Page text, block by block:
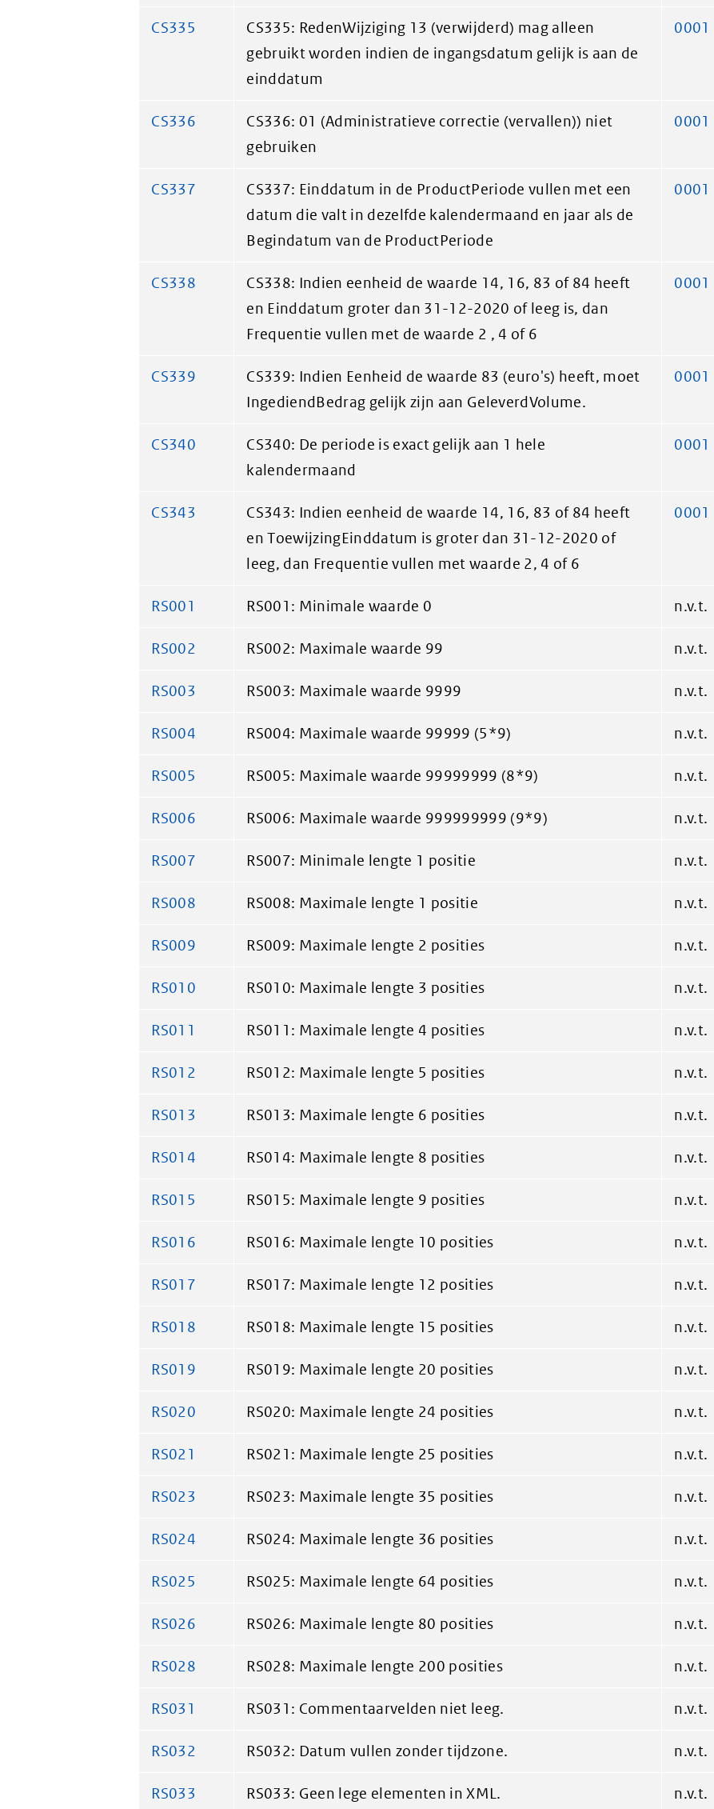
CS335
CS335: RedenWijziging 13 (verwijderd) mag alleen
gebruikt worden indien de ingangsdatum gelijk is aan de
einddatum
0001
CS336
CS336: 01 (Administratieve correctie (vervallen)) niet
gebruiken
0001
CS337
CS337: Einddatum in de ProductPeriode vullen met een
datum die valt in dezelfde kalendermaand en jaar als de
Begindatum van de ProductPeriode
0001
CS338
CS338: Indien eenheid de waarde 14, 16, 83 of 84 heeft
en Einddatum groter dan 31-12-2020 of leeg is, dan
Frequentie vullen met de waarde 2 , 4 of 6
0001
CS339
CS339: Indien Eenheid de waarde 83 (euro's) heeft, moet
IngediendBedrag gelijk zijn aan GeleverdVolume.
0001
CS340
CS340: De periode is exact gelijk aan 1 hele
kalendermaand
0001
CS343
CS343: Indien eenheid de waarde 14, 16, 83 of 84 heeft
en ToewijzingEinddatum is groter dan 31-12-2020 of
leeg, dan Frequentie vullen met waarde 2, 4 of 6
0001
RS001 RS001: Minimale waarde 0 n.v.t.
RS002 RS002: Maximale waarde 99 n.v.t.
RS003 RS003: Maximale waarde 9999 n.v.t.
RS004 RS004: Maximale waarde 99999 (5*9) n.v.t.
RS005 RS005: Maximale waarde 99999999 (8*9) n.v.t.
RS006 RS006: Maximale waarde 999999999 (9*9) n.v.t.
RS007 RS007: Minimale lengte 1 positie n.v.t.
RS008 RS008: Maximale lengte 1 positie n.v.t.
RS009 RS009: Maximale lengte 2 posities n.v.t.
RS010 RS010: Maximale lengte 3 posities n.v.t.
RS011 RS011: Maximale lengte 4 posities n.v.t.
RS012 RS012: Maximale lengte 5 posities n.v.t.
RS013 RS013: Maximale lengte 6 posities n.v.t.
RS014 RS014: Maximale lengte 8 posities n.v.t.
RS015 RS015: Maximale lengte 9 posities n.v.t.
RS016 RS016: Maximale lengte 10 posities n.v.t.
RS017 RS017: Maximale lengte 12 posities n.v.t.
RS018 RS018: Maximale lengte 15 posities n.v.t.
RS019 RS019: Maximale lengte 20 posities n.v.t.
RS020 RS020: Maximale lengte 24 posities n.v.t.
RS021 RS021: Maximale lengte 25 posities n.v.t.
RS023 RS023: Maximale lengte 35 posities n.v.t.
RS024 RS024: Maximale lengte 36 posities n.v.t.
RS025 RS025: Maximale lengte 64 posities n.v.t.
RS026 RS026: Maximale lengte 80 posities n.v.t.
RS028 RS028: Maximale lengte 200 posities n.v.t.
RS031 RS031: Commentaarvelden niet leeg. n.v.t.
RS032 RS032: Datum vullen zonder tijdzone. n.v.t.
RS033 RS033: Geen lege elementen in XML. n.v.t.